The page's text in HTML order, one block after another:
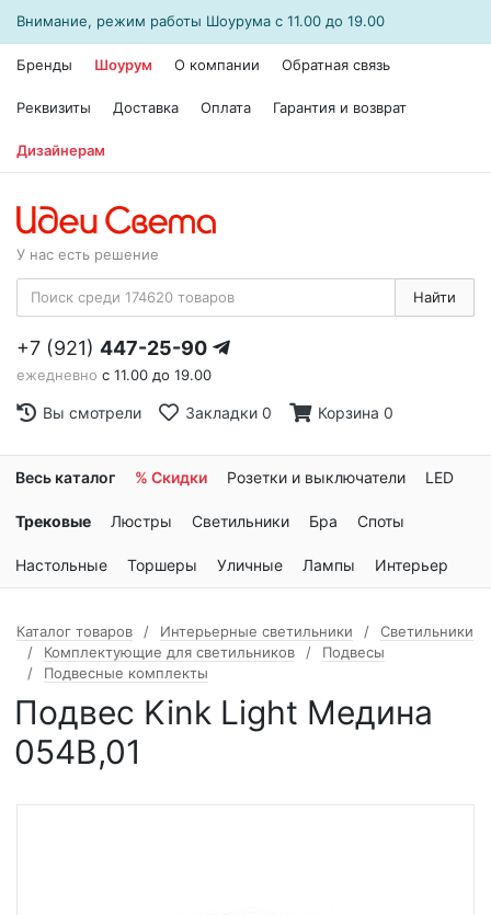
Внимание, режим работы Шоурума с 11.00 до 19.00
Бренды Шоурум О компании Обратная связь
Реквизиты Доставка Оплата Гарантия и возврат
Дизайнерам
У нас есть решение
Найти
+7 (921) 447-25-90
ежедневно с 11.00 до 19.00
Вы смотрели Закладки 0 Корзина 0
Весь каталог % Скидки Розетки и выключатели LED
Трековые Люстры Светильники Бра Споты
Настольные Торшеры Уличные Лампы Интерьер
Каталог товаров Интерьерные светильники
Светильники
Комплектующие для светильников
Подвесы
Подвесные комплекты
Подвес Kink Light Медина
054B,01